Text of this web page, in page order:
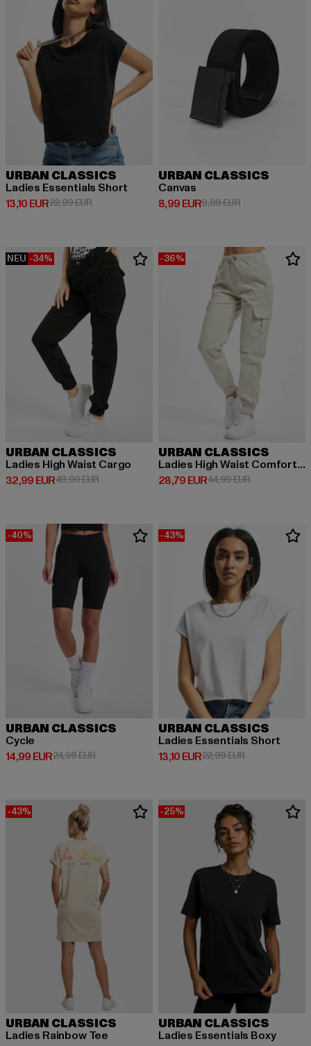
URBAN CLASSICS
Ladies Essentials Short
13,10 EUR
Derzeitiger Preis: 13,10 EUR
22,99 EURAktionspreis: 22,99 EUR
URBAN CLASSICS
Canvas
8,99 EUR
Derzeitiger Preis: 8,99 EUR
9,99 EURAktionspreis:
NEU -34%
URBAN CLASSICS
Ladies High Waist Cargo
32,99 EUR
Derzeitiger Preis: 32,99 EUR
49,99 EURAktionspreis: 49,99 EUR
-36%
URBAN CLASSICS
Ladies High Waist Comfort Jogging
28,79 EUR
Derzeitiger Preis: 28,79 EUR
44,99 EURAktionspreis:
-40%
URBAN CLASSICS
Cycle
14,99 EUR
Derzeitiger Preis: 14,99 EUR
24,99 EURAktionspreis: 24,99 EUR
-43%
URBAN CLASSICS
Ladies Essentials Short
13,10 EUR
Derzeitiger Preis: 13,10 EUR
22,99 EURAktionspreis:
-43%
URBAN CLASSICS
Ladies Rainbow Tee
-25%
URBAN CLASSICS
Ladies Essentials Boxy